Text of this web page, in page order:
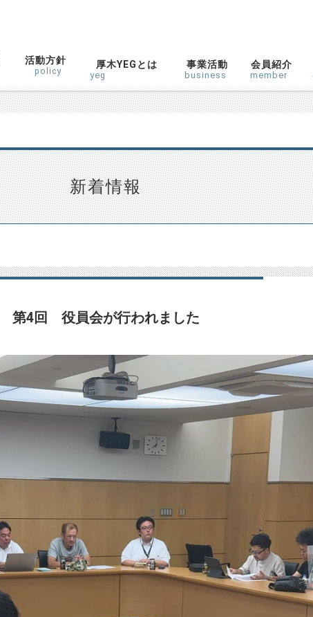
活動方針
policy
厚木YEGとは
yeg
事業活動
business
会員紹介
member
新着情報
第4回 役員会が行われました